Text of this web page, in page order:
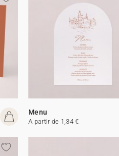
Menu
A partir de 1,34 €